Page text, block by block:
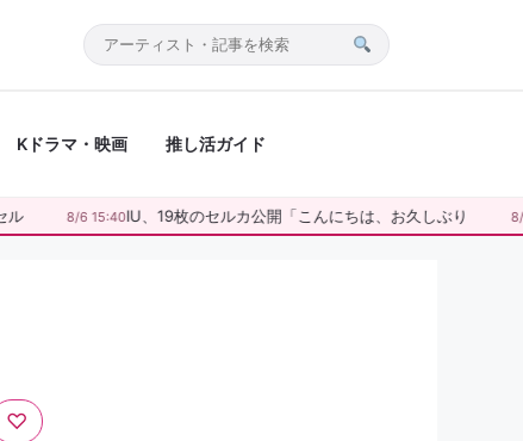
サ
内
索
Kドラマ・映画 推し活ガイド
8/6 15:40IU、19枚のセルカ公開「こんにちは、お久しぶり 8/6
♡